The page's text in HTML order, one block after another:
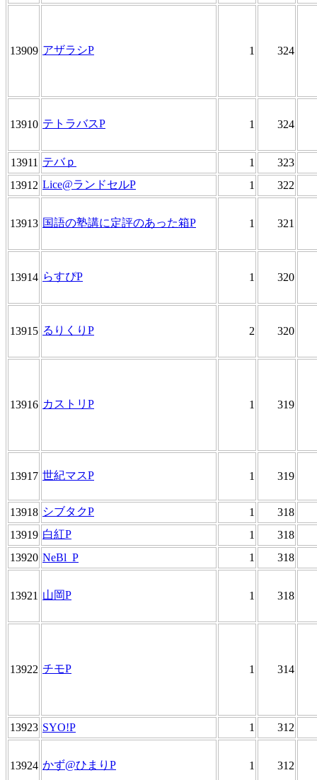
13909 アザラシP 1 324
13910 テトラバスP 1 324
13911 テバｐ 1
323
13912 Lice@ランドセルP 1 322
13913 国語の塾講に定評のあった箱P 1 321
13914 らすぴP 1 320
13915 るりくりP 2 320
13916 カストリP 1 319
13917 世紀マスP 1 319
13918 シブタクP 1
318
13919 白紅P 1
318
13920 NeBl_P 1 318
13921 山岡P 1 318
13922 チモP 1 314
13923 SYO!P 1 312
13924 かず@ひまりP 1 312